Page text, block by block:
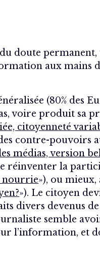
du doute
aux mains
(80% des
voire produit sa
citoyenneté
contre-pouvoirs
médias, version
réinventer la
nourrie»), ou
»). Le citoyen
divers devenus
semble
l’information, et